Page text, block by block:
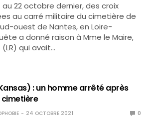
au 22 octobre dernier, des croix
au carré militaire du cimetière de
ouest de Nantes, en Loire-
a donné raison à Mme le Maire,
qui avait…
: un homme arrêté après
24 OCTOBRE 2021 0